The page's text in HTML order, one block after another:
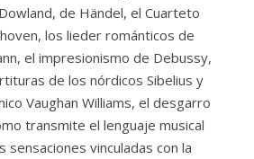
de Händel, el Cuarteto
los lieder románticos de
el impresionismo de Debussy,
de los nórdicos Sibelius y
Vaughan Williams, el desgarro
transmite el lenguaje musical
sensaciones vinculadas con la